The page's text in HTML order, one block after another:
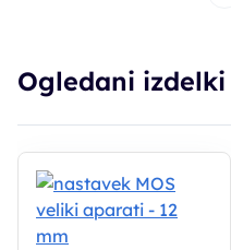
Ogledani izdelki